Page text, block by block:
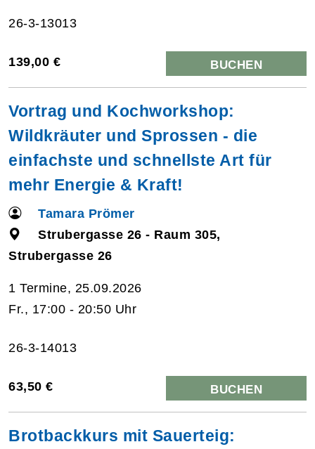
26-3-13013
139,00 € BUCHEN
Vortrag und Kochworkshop:
Wildkräuter und Sprossen - die
einfachste und schnellste Art für
mehr Energie & Kraft!
Tamara Prömer
Strubergasse 26 - Raum 305,
Strubergasse 26
1 Termine, 25.09.2026
Fr., 17:00 - 20:50 Uhr
26-3-14013
63,50 € BUCHEN
Brotbackkurs mit Sauerteig: